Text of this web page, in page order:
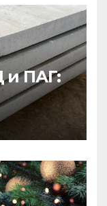
и ПАГ: